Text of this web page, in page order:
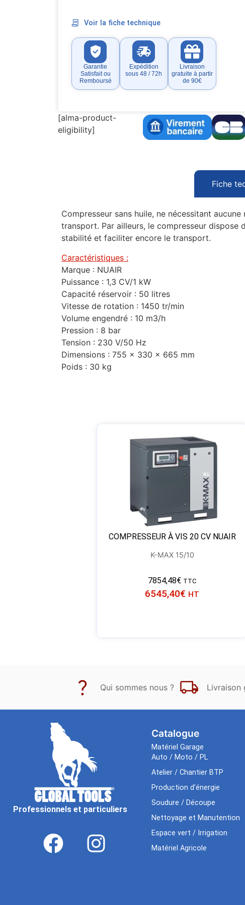
Voir la fiche technique
Garantie
Satisfait ou
Remboursé
Expédition
sous 48 / 72h
Livraison
gratuite à partir
de 90€
[alma-product-
eligibility]
Fiche
Compresseur sans huile, ne nécessitant
transport. Par ailleurs, le compresseur dispose
stabilité et faciliter encore le transport.
Caractéristiques :
Marque : NUAIR
Puissance : 1,3 CV/1 kW
Capacité réservoir : 50 litres
Vitesse de rotation : 1450 tr/min
Volume engendré : 10 m3/h
Pression : 8 bar
Tension : 230 V/50 Hz
Dimensions : 755 x 330 x 665 mm
Poids : 30 kg
COMPRESSEUR À VIS 20 CV NUAIR
K-MAX 15/10
7854,48€ TTC
6545,40€ HT
Qui sommes nous ? Livraison
Professionnels et particuliers
Catalogue
Matériel Garage
Auto / Moto / PL
Atelier / Chantier BTP
Production d’énergie
Soudure / Découpe
Nettoyage et Manutention
Espace vert / Irrigation
Matériel Agricole